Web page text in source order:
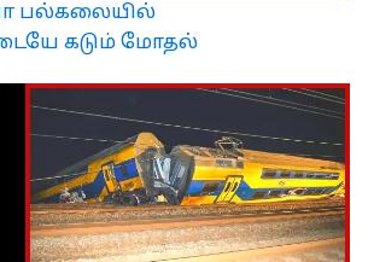
பல்கலையில்
கடும் மோதல்